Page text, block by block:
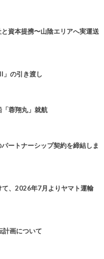
資本提携〜山陰エリアへ実運送
」の引き渡し
蓉翔丸」就航
ートナーシップ契約を締結しま
て、2026年7月よりヤマト運輸
計画について